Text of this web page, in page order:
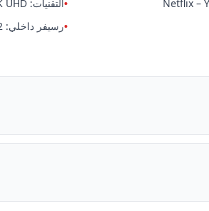
•التقنيات: Smart TV – MHshare – Nano – 4K UHD
•رسيفر داخلي: DVB-S2